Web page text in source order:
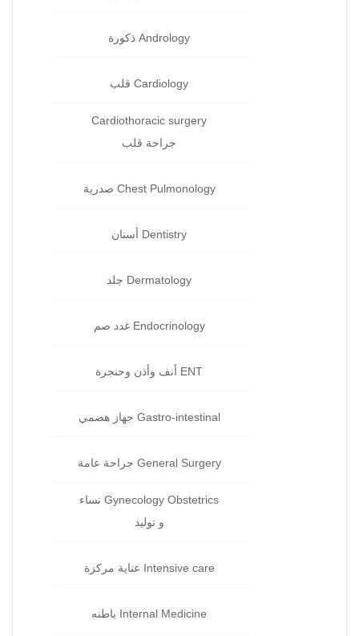
Andrology ذكورة‏
Cardiology قلب‏
Cardiothoracic surgery
جراحة قلب
Chest Pulmonology صدرية
Dentistry أسنان‏
Dermatology جلد‏
Endocrinology غدد صم‏
ENT أنف وأذن وحنجرة‏
Gastro-intestinal جهاز هضمي‏
General Surgery جراحة‏ عامة
Gynecology Obstetrics نساء
و توليد‏
Intensive care عناية مركزة‏
Internal Medicine باطنه